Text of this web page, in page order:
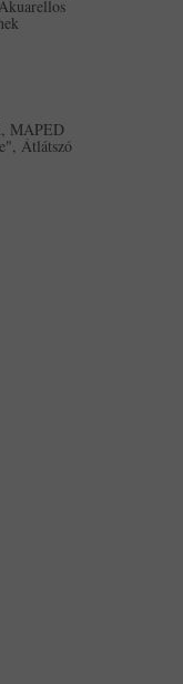
MAPED
Átlátszó